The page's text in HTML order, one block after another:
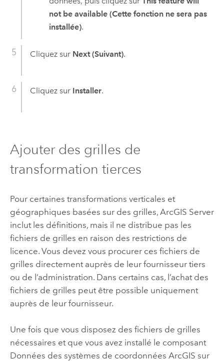
not be available (Cette fonction ne sera pas
installée).
Cliquez sur Next (Suivant).
Cliquez sur Installer.
Ajouter des grilles de
transformation tierces
Pour certaines transformations verticales et
géographiques basées sur des grilles, ArcGIS Server
inclut les définitions, mais il ne distribue pas les
fichiers de grilles en raison des restrictions de
licence.Vous devez vous procurer ces fichiers de
grilles directement auprès de leur fournisseur tiers
ou de l’administration. Dans certains cas, l’achat des
fichiers de grilles peut être possible uniquement
auprès de leur fournisseur.
Une fois que vous disposez des fichiers de grilles
nécessaires et que vous avez installé le composant
Données des systèmes de coordonnées ArcGIS sur